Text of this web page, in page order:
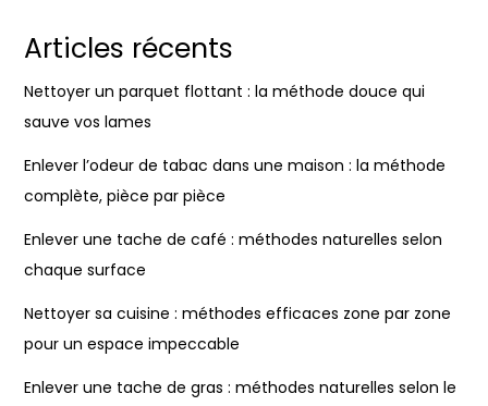
Articles récents
Nettoyer un parquet flottant : la méthode douce qui
sauve vos lames
Enlever l’odeur de tabac dans une maison : la méthode
complète, pièce par pièce
Enlever une tache de café : méthodes naturelles selon
chaque surface
Nettoyer sa cuisine : méthodes efficaces zone par zone
pour un espace impeccable
Enlever une tache de gras : méthodes naturelles selon le